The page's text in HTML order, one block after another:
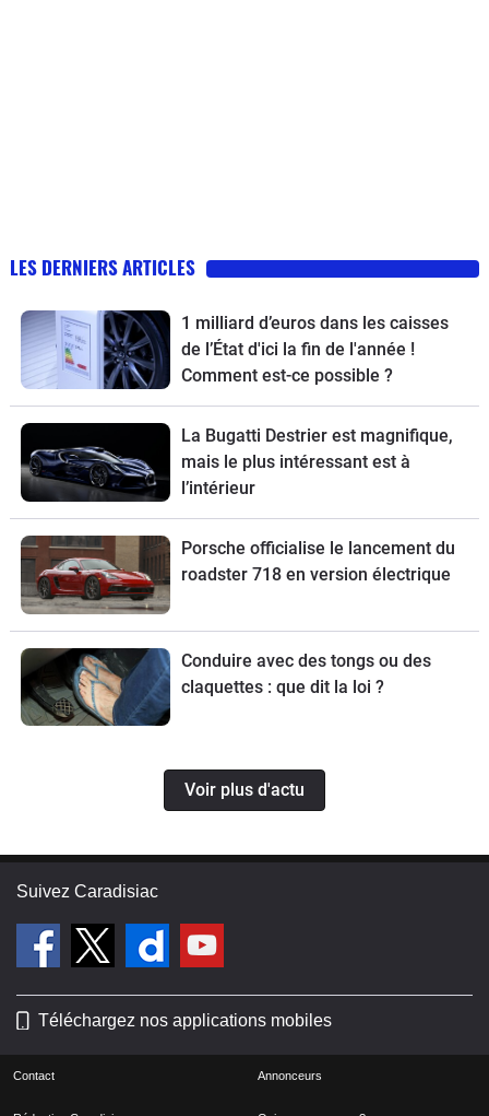
LES DERNIERS ARTICLES
1 milliard d’euros dans les caisses
de l’État d'ici la fin de l'année !
Comment est-ce possible ?
La Bugatti Destrier est magnifique,
mais le plus intéressant est à
l’intérieur
Porsche officialise le lancement du
roadster 718 en version électrique
Conduire avec des tongs ou des
claquettes : que dit la loi ?
Voir plus d'actu
Suivez Caradisiac
Téléchargez nos applications mobiles
Contact Annonceurs